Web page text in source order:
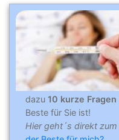
dazu 10 kurze Fragen
Beste für Sie ist!
Hier geht´s direkt zum